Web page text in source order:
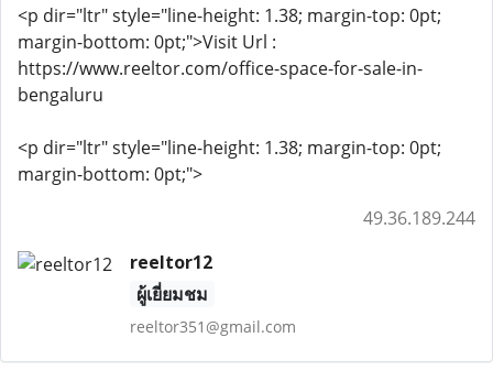
<p dir="ltr" style="line-height: 1.38; margin-top: 0pt;
margin-bottom: 0pt;">Visit Url :
https://www.reeltor.com/office-space-for-sale-in-
bengaluru
<p dir="ltr" style="line-height: 1.38; margin-top: 0pt;
margin-bottom: 0pt;">
49.36.189.244
reeltor12
ผู้เยี่ยมชม
reeltor351@gmail.com